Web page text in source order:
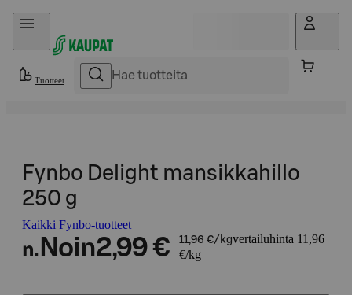
Hyppää sisältöön
Tuotteet
Fynbo Delight mansikkahillo
250 g
Kaikki Fynbo-tuotteet
n. Noin2,99 € 11,96 €/kgvertailuhinta 11,96
€/kg